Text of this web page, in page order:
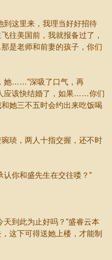
这里来，我理当好好招待
往美国前，我就报备过了，
是老师和前妻的孩子，你们
……”深吸了口气，再
应该快结婚了，如果……你们
她三不五时会约出来吃饭喝
，两人十指交握，还不时
你和盛先生在交往喽？”
到此为止好吗？”盛睿云本
这下可得送她上楼，才能制